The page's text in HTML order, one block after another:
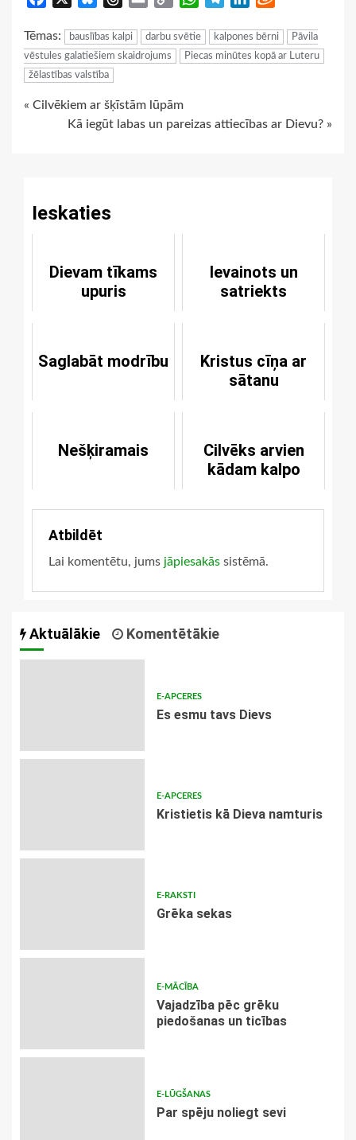
Tēmas: bauslības kalpi darbu svētie kalpones bērni
Pāvila
vēstules galatiešiem skaidrojums
Piecas minūtes kopā ar Luteru
žēlastības valstība
Continue
« Cilvēkiem ar šķīstām lūpām
Kā iegūt labas un pareizas attiecības ar Dievu? »
Ieskaties
Dievam tīkams
upuris
Ievainots un
satriekts
Saglabāt modrību
Kristus cīņa ar
sātanu
Nešķiramais
Cilvēks arvien
kādam kalpo
Atbildēt
Lai komentētu, jums jāpiesakās sistēmā.
Aktuālākie Komentētākie
E-APCERES
Es esmu tavs Dievs
E-APCERES
Kristietis kā Dieva namturis
E-RAKSTI
Grēka sekas
E-MĀCĪBA
Vajadzība pēc grēku
piedošanas un ticības
E-LŪGŠANAS
Par spēju noliegt sevi